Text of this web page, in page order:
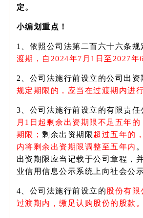
定。
小编划重点！
1、依照公司法第二百六十六条规
渡期，自2024年7月1日至2027年
2、公司法施行前设立的公司出资
规定期限的，应当在过渡期内进
3、公司法施行前设立的有限责任
月1日起剩余出资期限不足五年的
期限；剩余出资期限超过五年的
内将剩余出资期限调整至五年内
出资期限应当记载于公司章程，
业信用信息公示系统上向社会公示
4、公司法施行前设立的 股份有限
过渡期内，缴足认购股份的股款。